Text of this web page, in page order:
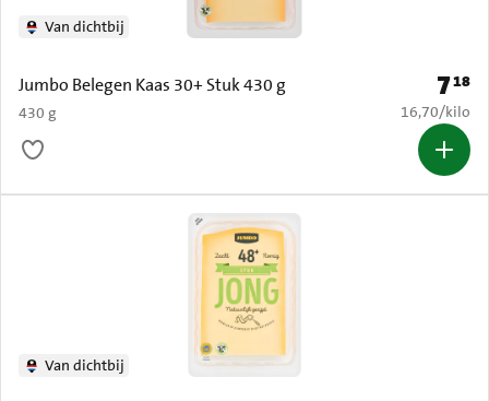
Jumbo Belegen Kaas 30+ Stuk 430 g
430 g
Van dichtbij
Prijs:
718
€ 16,70 per
16,70/kilo
Van dichtbij